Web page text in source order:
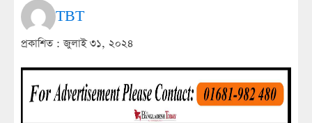
TBT
প্রকাশিত :জুলাই ৩১, ২০২৪